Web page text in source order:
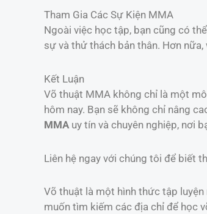
Tham Gia Các Sự Kiện MMA
Ngoài việc học tập, bạn cũng có
sự và thử thách bản thân. Hơn
Kết Luận
Võ thuật MMA không chỉ là một
hôm nay. Bạn sẽ không chỉ nâng
MMA uy tín và chuyên nghiệp, nơi
Liên hệ ngay với chúng tôi để biết
Võ thuật là một hình thức tập
muốn tìm kiếm các địa chỉ để học